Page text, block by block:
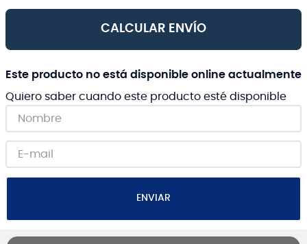
CALCULAR ENVÍO
Este producto no está disponible online actualmente
Quiero saber cuando este producto esté disponible
ENVIAR